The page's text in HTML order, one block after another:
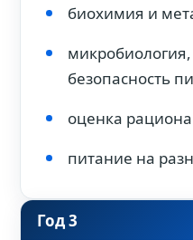
биохимия и
безопасность
оценка
питание на
Год 3